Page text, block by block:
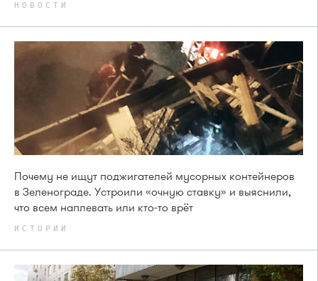
НОВОСТИ
Почему не ищут поджигателей мусорных контейнеров
в Зеленограде. Устроили «очную ставку» и выяснили,
что всем наплевать или кто-то врёт
ИСТОРИИ